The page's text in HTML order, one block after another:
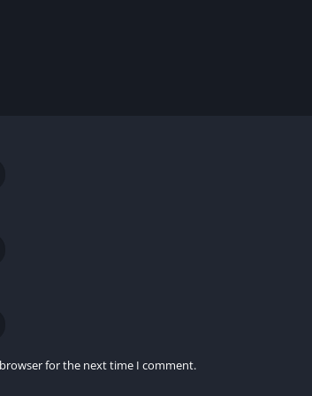
APK Dinero Infinito
for the next time I comment.